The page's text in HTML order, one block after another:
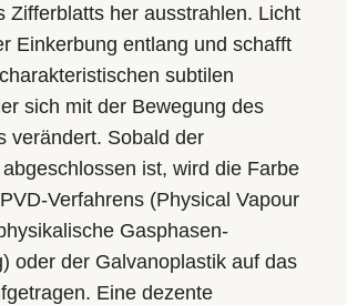
Zifferblatts her ausstrahlen. Licht
Einkerbung entlang und schafft
subtilen
sich mit der Bewegung des
verändert. Sobald der
ist, wird die Farbe
Verfahrens (Physical Vapour
Gasphasen­
oder der Galvanoplastik auf das
Eine dezente